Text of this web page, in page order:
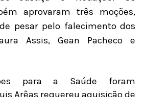
aprovaram três moções,
pesar pelo falecimento dos
Assis, Gean Pacheco e
para a Saúde foram
Arêas requereu aquisição de